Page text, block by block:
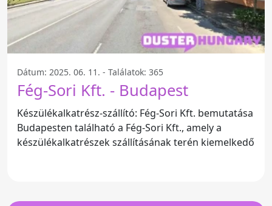
Dátum: 2025. 06. 11. - Találatok: 365
Fég-Sori Kft. - Budapest
Készülékalkatrész-szállító: Fég-Sori Kft. bemutatása
Budapesten található a Fég-Sori Kft., amely a
készülékalkatrészek szállításának terén kiemelkedő